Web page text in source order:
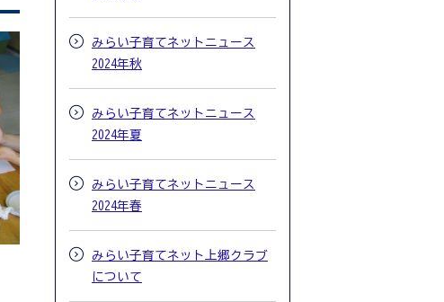
みらい子育てネットニュース
2024年秋
みらい子育てネットニュース
2024年夏
みらい子育てネットニュース
2024年春
みらい子育てネット上郷クラブ
について